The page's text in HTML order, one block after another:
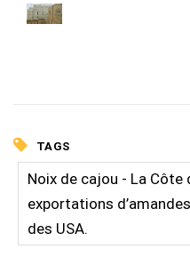
TAGS
Noix de cajou - La Côte
exportations
des USA.